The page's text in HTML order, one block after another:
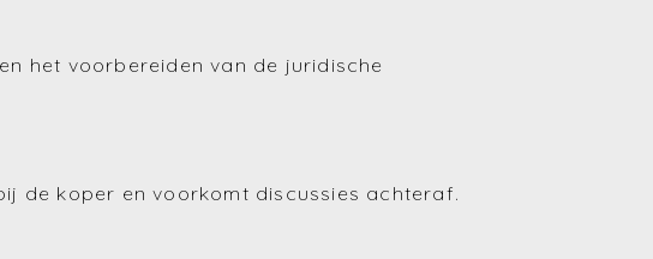
het voorbereiden van de juridische
de koper en voorkomt discussies achteraf.